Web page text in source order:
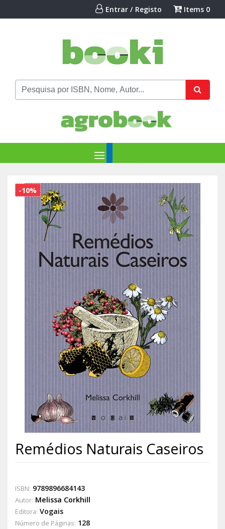
Entrar / Registo Items 0
-10%
Remédios Naturais Caseiros
ISBN: 9789896684143
Autor: Melissa Corkhill
Editora: Vogais
Número de Páginas: 128